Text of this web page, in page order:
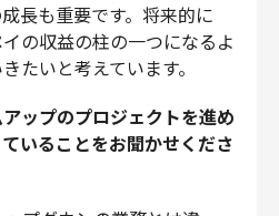
長も重要です。将来的に
の収益の柱の一つになるよ
たいと考えています。
ップのプロジェクトを進め
いることをお聞かせくださ